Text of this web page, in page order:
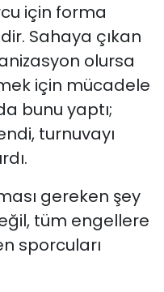
için forma
Sahaya çıkan
olursa
için mücadele
bunu yaptı;
turnuvayı
gereken şey
tüm engellere
sporcuları